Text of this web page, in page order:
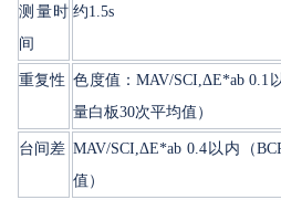
测量时
间
约1.5s
重复性 色度值：MAV/SCI,ΔE*ab 0.1
量白板30次平均值）
台间差 MAV/SCI,ΔE*ab 0.4以内（
值）